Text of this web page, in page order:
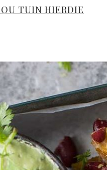
TUIN HIERDIE